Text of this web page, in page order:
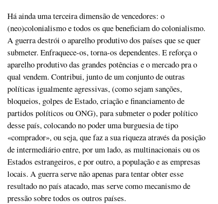
Há ainda uma terceira dimensão de vencedores: o
(neo)colonialismo e todos os que beneficiam do colonialismo.
A guerra destrói o aparelho produtivo dos países que se quer
submeter. Enfraquece-os, torna-os dependentes. E reforça o
aparelho produtivo das grandes potências e o mercado pra o
qual vendem. Contribui, junto de um conjunto de outras
políticas igualmente agressivas, (como sejam sanções,
bloqueios, golpes de Estado, criação e financiamento de
partidos políticos ou ONG), para submeter o poder político
desse país, colocando no poder uma burguesia de tipo
«comprador», ou seja, que faz a sua riqueza através da posição
de intermediário entre, por um lado, as multinacionais ou os
Estados estrangeiros, e por outro, a população e as empresas
locais. A guerra serve não apenas para tentar obter esse
resultado no país atacado, mas serve como mecanismo de
pressão sobre todos os outros países.